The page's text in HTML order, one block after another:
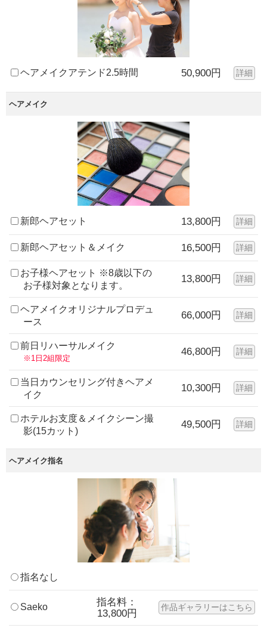
ヘアメイクアテンド2.5時間 50,900円 詳細
ヘアメイク
新郎ヘアセット 13,800円 詳細
新郎ヘアセット＆メイク 16,500円 詳細
お子様ヘアセット ※8歳以下の
お子様対象となります。
13,800円 詳細
ヘアメイクオリジナルプロデュ
ース
66,000円 詳細
前日リハーサルメイク
※1日2組限定
46,800円 詳細
当日カウンセリング付きヘアメ
イク
10,300円 詳細
ホテルお支度＆メイクシーン撮
影(15カット)
49,500円 詳細
ヘアメイク指名
指名なし
Saeko
指名料：
13,800円
作品ギャラリーはこちら